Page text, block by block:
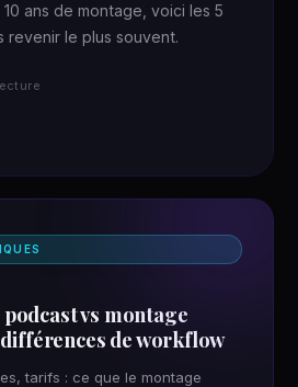
10 ans de montage, voici les 5
revenir le plus souvent.
vs montage
de workflow
tarifs : ce que le montage